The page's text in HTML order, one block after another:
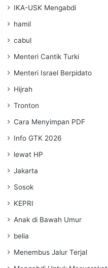
IKA-USK Mengabdi
hamil
cabul
Menteri Cantik Turki
Menteri Israel Berpidato
Hijrah
Tronton
Cara Menyimpan PDF
Info GTK 2026
lewat HP
Jakarta
Sosok
KEPRI
Anak di Bawah Umur
belia
Menembus Jalur Terjal